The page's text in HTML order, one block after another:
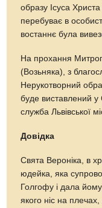
образу Ісуса Христа
перебуває в
востаннє була
На прохання
(Возьняка), з
Нерукотворний
буде виставлений
служба Львівської
Довідка
Свята Вероніка, в
юдейка, яка
Голгофу і дала
якого ніс на